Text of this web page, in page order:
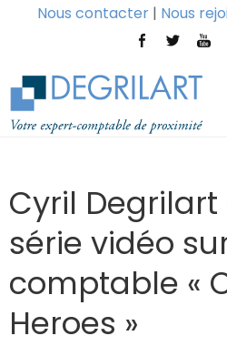
Nous contacter| Nous
Cyril
série vidéo
comptable «
Heroes »